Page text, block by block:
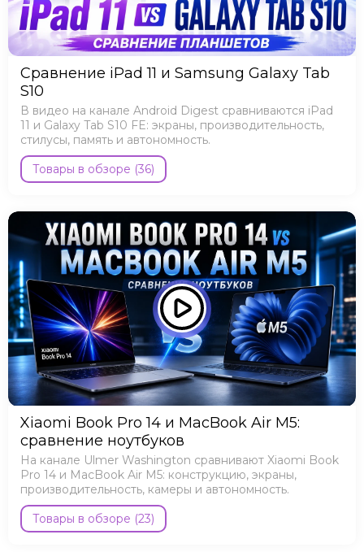
Сравнение iPad 11 и Samsung Galaxy Tab
S10
В видео на канале Android Digest сравниваются iPad
11 и Galaxy Tab S10 FE: экраны, производительность,
стилусы, память и автономность.
Товары в обзоре (36)
Xiaomi Book Pro 14 и MacBook Air M5:
сравнение ноутбуков
На канале Ulmer Washington сравнивают Xiaomi Book
Pro 14 и MacBook Air M5: конструкцию, экраны,
производительность, камеры и автономность.
Товары в обзоре (23)